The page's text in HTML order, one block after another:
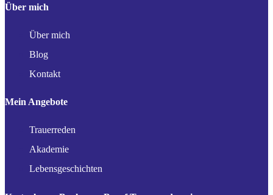
Über mich
Über mich
Blog
Kontakt
Mein Angebote
Trauerreden
Akademie
Lebensgeschichten